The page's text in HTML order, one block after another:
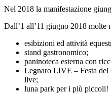
Nel 2018 la manifestazione
Dall’1 all’11 giugno 2018 molte
esibizioni ed attività
stand gastronomico;
paninoteca esterna con
Legnaro LIVE – Festa del
live;
luna park per i più piccoli!